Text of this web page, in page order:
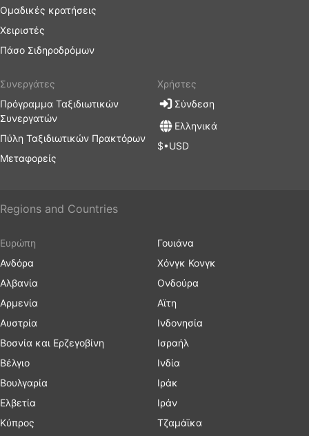
Ομαδικές κρατήσεις
Χειριστές
Πάσο Σιδηροδρόμων
Συνεργάτες
Πρόγραμμα Ταξιδιωτικών
Συνεργατών
Πύλη Ταξιδιωτικών Πρακτόρων
Μεταφορείς
Χρήστες
Σύνδεση
Ελληνικά
$•USD
Regions and Countries
Ευρώπη
Ανδόρα
Αλβανία
Αρμενία
Αυστρία
Βοσνία και Ερζεγοβίνη
Βέλγιο
Βουλγαρία
Ελβετία
Κύπρος
Γουιάνα
Χόνγκ Κονγκ
Ονδούρα
Αϊτη
Ινδονησία
Ισραήλ
Ινδία
Ιράκ
Ιράν
Τζαμάϊκα